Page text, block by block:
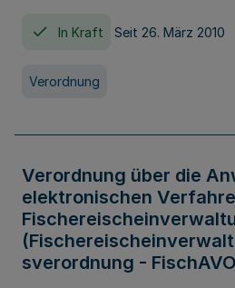
In Kraft Seit 26. März 2010
Verordnung
Verordnung über die
elektronischen
sverordnung -